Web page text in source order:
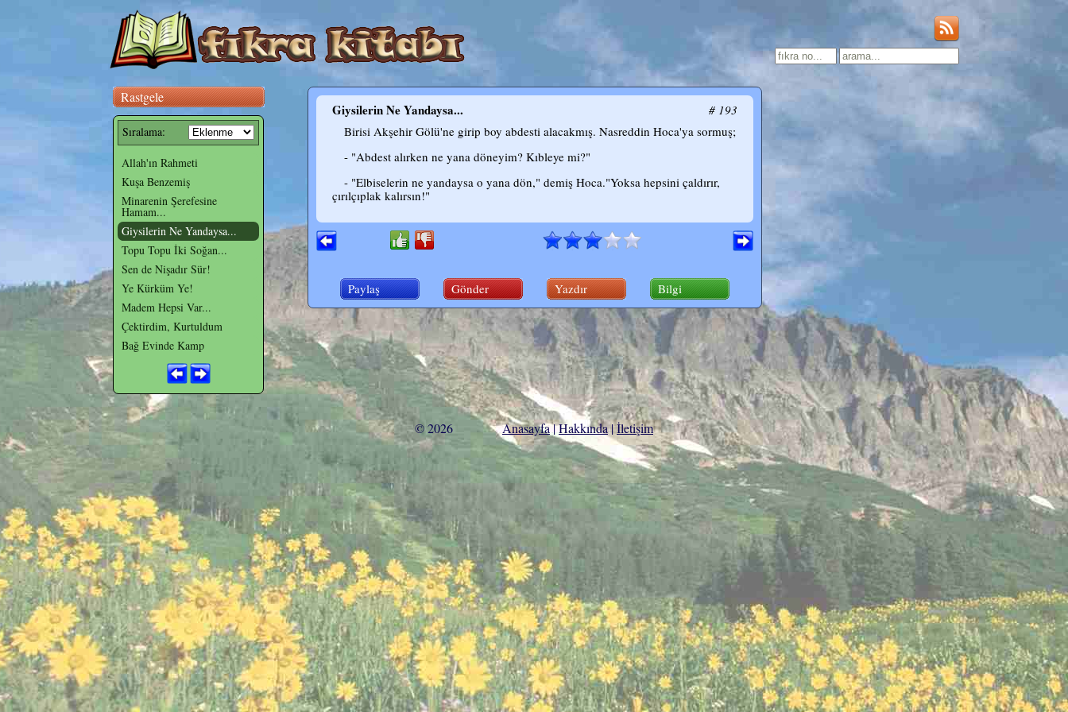
Rastgele
Sıralama:
Allah'ın Rahmeti
Kuşa Benzemiş
Minarenin Şerefesine
Hamam...
Giysilerin Ne Yandaysa...
Topu Topu İki Soğan...
Sen de Nişadır Sür!
Ye Kürküm Ye!
Madem Hepsi Var...
Çektirdim, Kurtuldum
Bağ Evinde Kamp
Giysilerin Ne Yandaysa...
# 193
Birisi Akşehir Gölü'ne girip boy abdesti alacakmış. Nasreddin Hoca'ya sormuş;
- "Abdest alırken ne yana döneyim? Kıbleye mi?"
- "Elbiselerin ne yandaysa o yana dön," demiş Hoca."Yoksa hepsini çaldırır,
çırılçıplak kalırsın!"
Paylaş Gönder Yazdır Bilgi
© 2026Anasayfa|Hakkında|İletişim